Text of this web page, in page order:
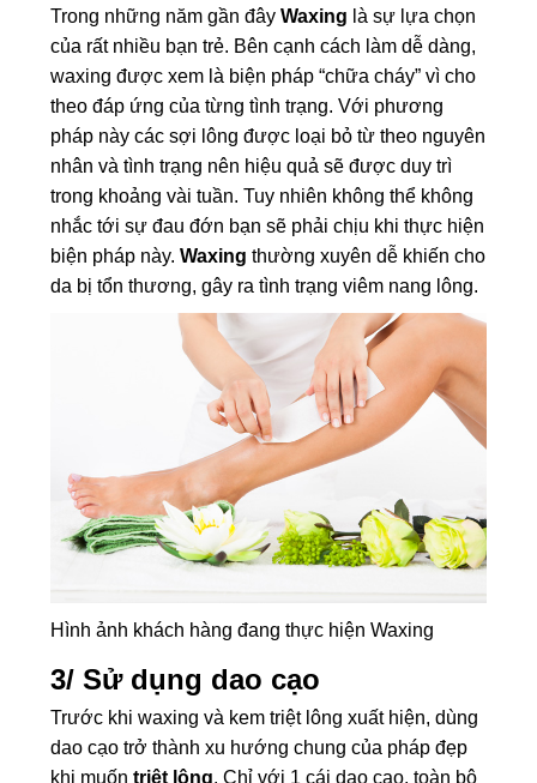
Trong những năm gần đâyWaxing là sự lựa chọn
của rất nhiều bạn trẻ. Bên cạnh cách làm dễ dàng,
waxing được xem là biện pháp “chữa cháy” vì cho
theo đáp ứng của từng tình trạng. Với phương
pháp này các sợi lông được loại bỏ từ theo nguyên
nhân và tình trạng nên hiệu quả sẽ được duy trì
trong khoảng vài tuần. Tuy nhiên không thể không
nhắc tới sự đau đớn bạn sẽ phải chịu khi thực hiện
biện pháp này.Waxing thường xuyên dễ khiến cho
da bị tổn thương, gây ra tình trạng viêm nang lông.
Hình ảnh khách hàng đang thực hiện Waxing
3/ Sử dụng dao cạo
Trước khi waxing và kem triệt lông xuất hiện, dùng
dao cạo trở thành xu hướng chung của pháp đẹp
khi muốntriệt lông. Chỉ với 1 cái dao cạo, toàn bộ